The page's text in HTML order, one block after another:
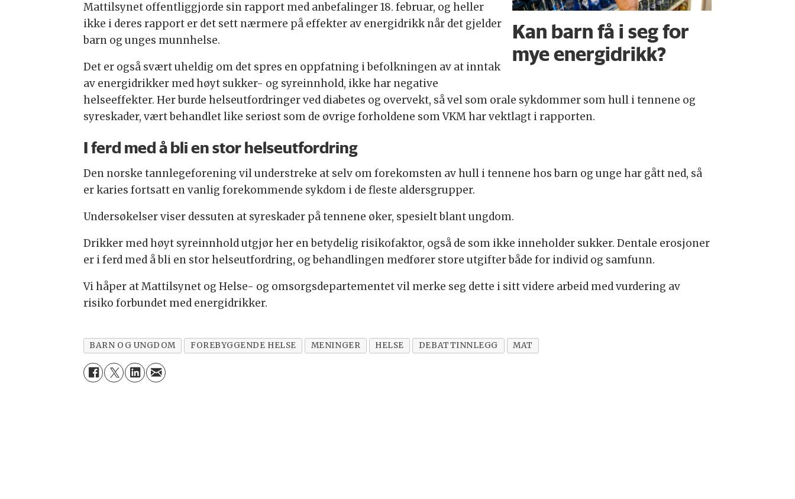
Kan barn få i seg for
mye energidrikk?
Mattilsynet offentliggjorde sin rapport med anbefalinger 18. februar, og heller
ikke i deres rapport er det sett nærmere på effekter av energidrikk når det gjelder
barn og unges munnhelse.
Det er også svært uheldig om det spres en oppfatning i befolkningen av at inntak
av energidrikker med høyt sukker- og syreinnhold, ikke har negative
helseeffekter. Her burde helseutfordringer ved diabetes og overvekt, så vel som orale sykdommer som hull i tennene og
syreskader, vært behandlet like seriøst som de øvrige forholdene som VKM har vektlagt i rapporten.
I ferd med å bli en stor helseutfordring
Den norske tannlegeforening vil understreke at selv om forekomsten av hull i tennene hos barn og unge har gått ned, så
er karies fortsatt en vanlig forekommende sykdom i de fleste aldersgrupper.
Undersøkelser viser dessuten at syreskader på tennene øker, spesielt blant ungdom.
Drikker med høyt syreinnhold utgjør her en betydelig risikofaktor, også de som ikke inneholder sukker. Dentale erosjoner
er i ferd med å bli en stor helseutfordring, og behandlingen medfører store utgifter både for individ og samfunn.
Vi håper at Mattilsynet og Helse- og omsorgsdepartementet vil merke seg dette i sitt videre arbeid med vurdering av
risiko forbundet med energidrikker.
BARN OG UNGDOM FOREBYGGENDE HELSE MENINGER HELSE DEBATTINNLEGG MAT